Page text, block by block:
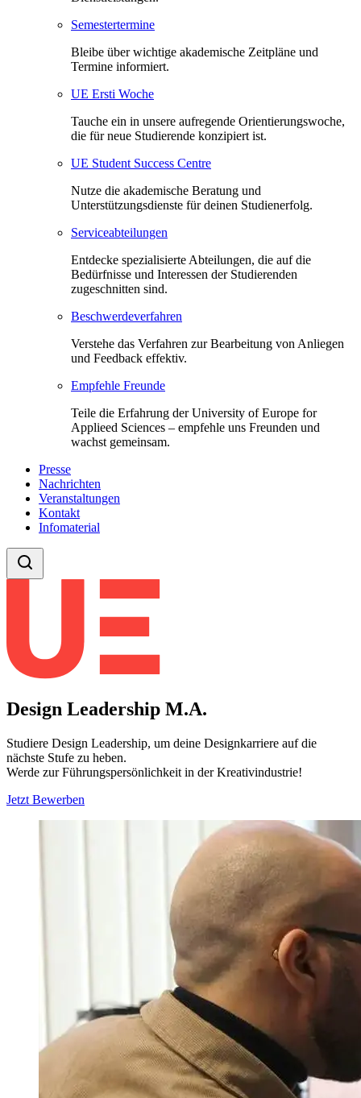
Semestertermine
Bleibe über wichtige akademische Zeitpläne und
Termine informiert.
UE Ersti Woche
Tauche ein in unsere aufregende Orientierungswoche,
die für neue Studierende konzipiert ist.
UE Student Success Centre
Nutze die akademische Beratung und
Unterstützungsdienste für deinen Studienerfolg.
Serviceabteilungen
Entdecke spezialisierte Abteilungen, die auf die
Bedürfnisse und Interessen der Studierenden
zugeschnitten sind.
Beschwerdeverfahren
Verstehe das Verfahren zur Bearbeitung von Anliegen
und Feedback effektiv.
Empfehle Freunde
Teile die Erfahrung der University of Europe for
Applieed Sciences – empfehle uns Freunden und
wachst gemeinsam.
Presse
Nachrichten
Veranstaltungen
Kontakt
Infomaterial
Design Leadership M.A.
Studiere Design Leadership, um deine Designkarriere auf die
nächste Stufe zu heben.
Werde zur Führungspersönlichkeit in der Kreativindustrie!
Jetzt Bewerben